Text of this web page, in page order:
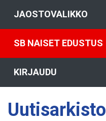
JAOSTOVALIKKO
SB NAISET EDUSTUS
KIRJAUDU
Uutisarkisto